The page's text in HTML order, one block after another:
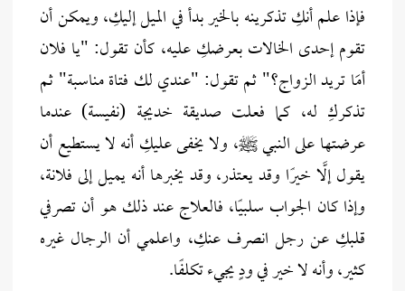
فإذا علم أنكِ تذكرينه بالخير بدأ في الميل إليكِ، ويمكن أن
تقوم إحدى الخالات بعرضكِ عليه، كأن تقول: "يا فلان
أمَا تريد الزواج؟" ثم تقول: "عندي لك فتاة مناسبة" ثم
تذكركِ له، كما فعلت صديقة خديجة (نفيسة) عندما
عرضتها على النبي ﷺ، ولا يخفى عليكِ أنه لا يستطيع أن
يقول إلَّا خيرًا وقد يعتذر، وقد يخبرها أنه يميل إلى فلانة،
وإذا كان الجواب سلبيًا، فالعلاج عند ذلك هو أن تصرفي
قلبكِ عن رجل انصرف عنكِ، واعلمي أن الرجال غيره
كثير، وأنه لا خير في ودٍ يجيء تكلفًا.